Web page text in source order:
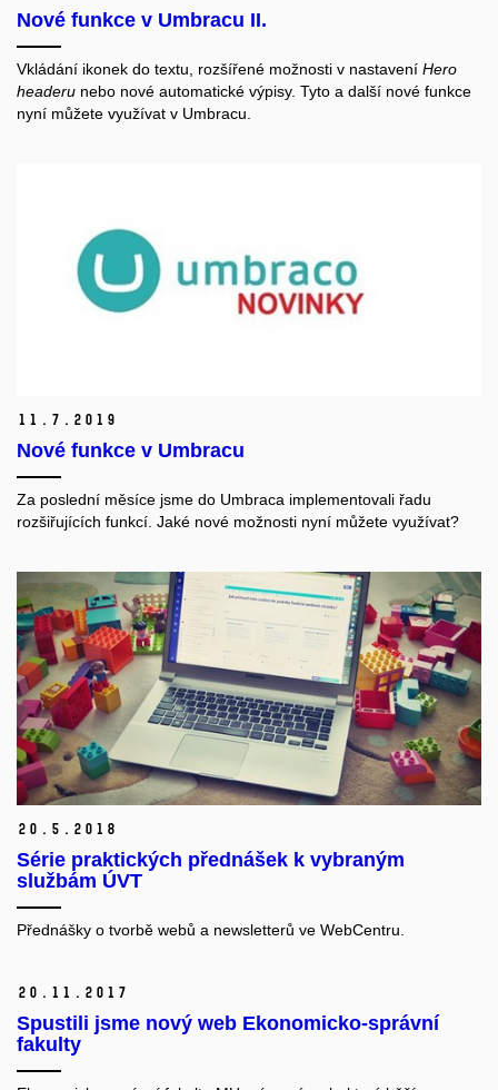
Nové funkce v Umbracu II.
Vkládání ikonek do textu, rozšířené možnosti v nastavení Hero
headeru nebo nové automatické výpisy. Tyto a další nové funkce
nyní můžete využívat v Umbracu.
11. 7. 2019
Nové funkce v Umbracu
Za poslední měsíce jsme do Umbraca implementovali řadu
rozšiřujících funkcí. Jaké nové možnosti nyní můžete využívat?
20. 5. 2018
Série praktických přednášek k vybraným
službám ÚVT
Přednášky o tvorbě webů a newsletterů ve WebCentru.
20. 11. 2017
Spustili jsme nový web Ekonomicko-správní
fakulty